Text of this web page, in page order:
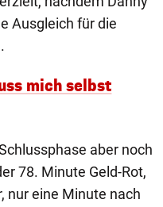
Ausgleich für die
mich selbst
aber noch
78. Minute Geld-Rot,
nur eine Minute nach